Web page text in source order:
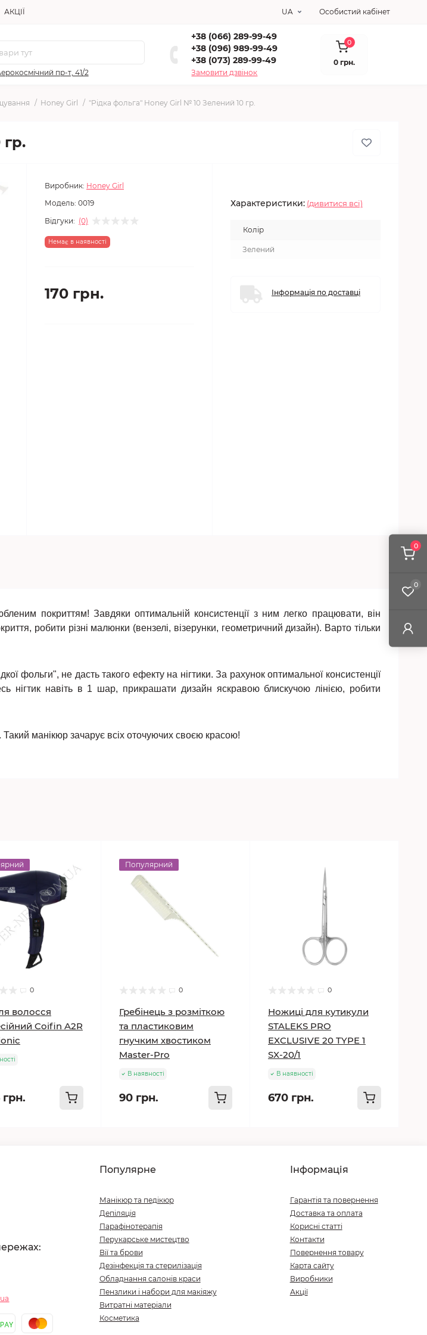
0
0
АКЦІЇ UA Особистий кабінет
пр-т, 41/2
+38 (066) 289-99-49
+38 (096) 989-99-49
+38 (073) 289-99-49
Замовити дзвінок
0
0 грн.
Honey Girl "Рідка фольга" Honey Girl № 10 Зелений 10 гр.
Виробник: Honey Girl
Модель: 0019
Відгуки: (0)
Немає в наявності
170 грн.
Характеристики: (дивитися всі)
Колір
Зелений
Інформація по доставці
покриттям! Завдяки оптимальній консистенції з ним легко працювати, він
робити різні малюнки (вензелі, візерунки, геометричний дизайн). Варто тільки
фольги", не дасть такого ефекту на нігтики. За рахунок оптимальної консистенції
нігтик навіть в 1 шар, прикрашати дизайн яскравою блискучою лінією, робити
манікюр зачарує всіх оточуючих своєю красою!
0
волосся
Coifin A2R
Популярний
0
Гребінець з розміткою
та пластиковим
гнучким хвостиком
Master-Pro
В наявності
90 грн.
0
Ножиці для кутикули
STALEKS PRO
EXCLUSIVE 20 TYPE 1
SX-20/1
В наявності
670 грн.
Популярне
Манікюр та педікюр
Депіляція
Парафінотерапія
Перукарське мистецтво
Вії та брови
Дезінфекція та стерилізація
Обладнання салонів краси
Пензлики і набори для макіяжу
Витратні матеріали
Косметика
Інформація
Гарантія та повернення
Доставка та оплата
Корисні статті
Контакти
Повернення товару
Карта сайту
Виробники
Акції